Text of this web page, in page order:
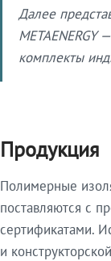
Далее
комплекты
Продукция
Полимерные
поставляются с
сертификатами.
и